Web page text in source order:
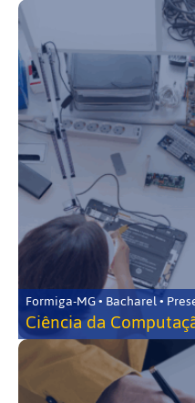
Formiga-MG • Bacharel •
Ciência da